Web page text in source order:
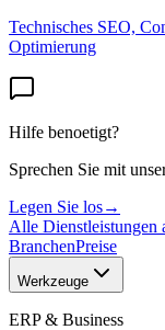
Technisches SEO,
Optimierung
Hilfe benoetigt?
Sprechen Sie mit
Legen Sie los→
Alle Dienstleistungen
BranchenPreise
Werkzeuge
ERP & Business